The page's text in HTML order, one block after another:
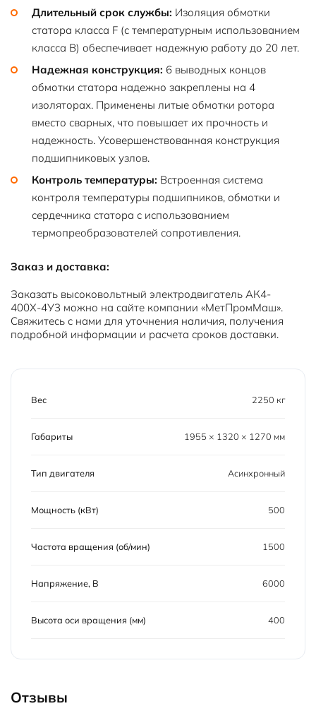
Длительный срок службы: Изоляция обмотки
статора класса F (с температурным использованием
класса B) обеспечивает надежную работу до 20 лет.
Надежная конструкция: 6 выводных концов
обмотки статора надежно закреплены на 4
изоляторах. Применены литые обмотки ротора
вместо сварных, что повышает их прочность и
надежность. Усовершенствованная конструкция
подшипниковых узлов.
Контроль температуры: Встроенная система
контроля температуры подшипников, обмотки и
сердечника статора с использованием
термопреобразователей сопротивления.
Заказ и доставка:
Заказать высоковольтный электродвигатель АК4-
400Х-4У3 можно на сайте компании «МетПромМаш».
Свяжитесь с нами для уточнения наличия, получения
подробной информации и расчета сроков доставки.
Вес 2250 кг
Габариты 1955 × 1320 × 1270 мм
Тип двигателя Асинхронный
Мощность (кВт) 500
Частота вращения (об/мин) 1500
Напряжение, В 6000
Высота оси вращения (мм) 400
Отзывы